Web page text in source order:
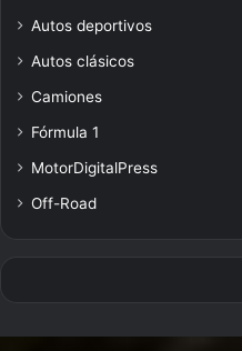
Autos deportivos
Autos clásicos
Camiones
Fórmula 1
MotorDigitalPress
Off-Road